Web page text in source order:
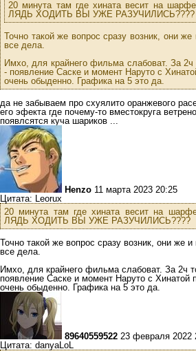
20 минута там где хината весит на
ЛЯДЬ ХОДИТЬ ВЫ УЖЕ РАЗУЧИЛИСЬ????
Точно такой же вопрос сразу возник, они
все дела.
Имхо, для крайнего фильма слабоват. За
- появление Саске и момент Наруто с
очень обыденно. Графика на 5 это да.
да не забываем про схуялито оранжевого
его эфекта где почему-то вместокруга
появлсятся куча шариков ...
Henzo 11 марта 2023 20:25
Цитата: Leorux
20 минута там где хината весит на
ЛЯДЬ ХОДИТЬ ВЫ УЖЕ РАЗУЧИЛИСЬ????
Точно такой же вопрос сразу возник, они же
все дела.
Имхо, для крайнего фильма слабоват. За 2ч
появление Саске и момент Наруто с Хинатой
очень обыденно. Графика на 5 это да.
89640559522 23 февраля 2022
Цитата: danyaLoL